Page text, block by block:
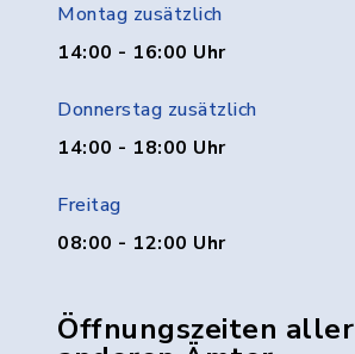
Montag zusätzlich
14:00 - 16:00 Uhr
Donnerstag zusätzlich
14:00 - 18:00 Uhr
Freitag
08:00 - 12:00 Uhr
Öffnungszeiten aller